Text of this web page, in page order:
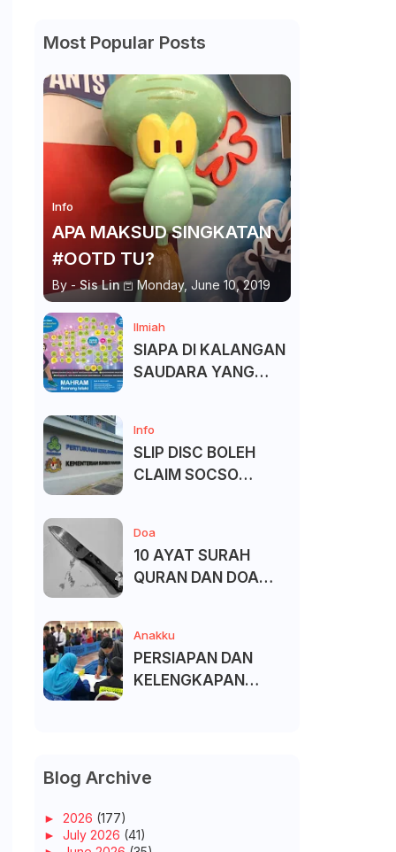
Most Popular Posts
Info
APA MAKSUD SINGKATAN
#OOTD TU?
By - Sis Lin Monday, June 10, 2019
Ilmiah
SIAPA DI KALANGAN
SAUDARA YANG
Info
SLIP DISC BOLEH
CLAIM SOCSO
Doa
10 AYAT SURAH
QURAN DAN DOA
Anakku
PERSIAPAN DAN
KELENGKAPAN
Blog Archive
► 2026 (177)
► July 2026 (41)